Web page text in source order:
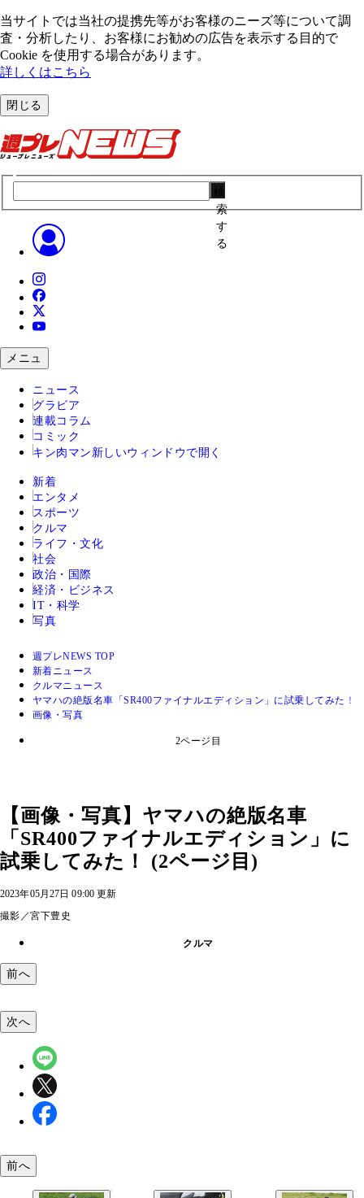
当サイトでは当社の提携先等がお客様のニーズ等について調
査・分析したり、お客様にお勧めの広告を表⽰する⽬的で
Cookie を使⽤する場合があります。
詳しくはこちら
閉じる
索
す
る
メニュ
ニュース
グラビア
連載コラム
コミック
キン肉マン 新しいウィンドウで開く
新着
エンタメ
スポーツ
クルマ
ライフ・文化
社会
政治・国際
経済・ビジネス
IT・科学
写真
週プレNEWS TOP
新着ニュース
クルマニュース
ヤマハの絶版名車「SR400ファイナルエディション」に試乗してみた！
画像・写真
2ページ目
【画像・写真】ヤマハの絶版名車
「SR400ファイナルエディション」に
試乗してみた！ (2ページ目)
2023年05月27日 09:00 更新
撮影／宮下豊史
クルマ
前へ
次へ
前へ